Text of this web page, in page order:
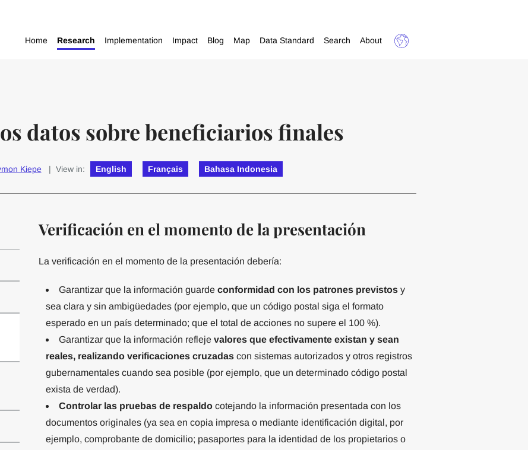
Home Research Implementation Impact Blog Map Data Standard Search About
datos sobre beneficiarios finales
Kiepe | View in: English Français Bahasa Indonesia
Verificación en el momento de la presentación
La verificación en el momento de la presentación debería:
Garantizar que la información guarde conformidad con los patrones previstosy
sea clara y sin ambigüedades (por ejemplo, que un código postal siga el formato
esperado en un país determinado; que el total de acciones no supere el 100 %).
Garantizar que la información refleje valores que efectivamente existan y sean
reales, realizando verificaciones cruzadascon sistemas autorizados y otros registros
gubernamentales cuando sea posible (por ejemplo, que un determinado código postal
exista de verdad).
Controlar las pruebas de respaldocotejando la información presentada con los
documentos originales (ya sea en copia impresa o mediante identificación digital, por
ejemplo, comprobante de domicilio; pasaportes para la identidad de los propietarios o